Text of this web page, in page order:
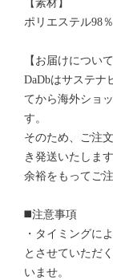
【素材】
ポリエステル98
【お届けについて
DaDbはサステナ
てから海外ショ
す。
そのため、ご注
き発送いたします
余裕をもってご
◼️注意事項
・タイミングに
とさせていただ
いませ。